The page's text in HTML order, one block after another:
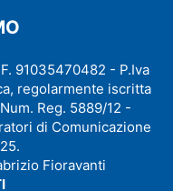
91035470482 - P.Iva
regolarmente iscritta
Reg. 5889/12 -
di Comunicazione
Fioravanti